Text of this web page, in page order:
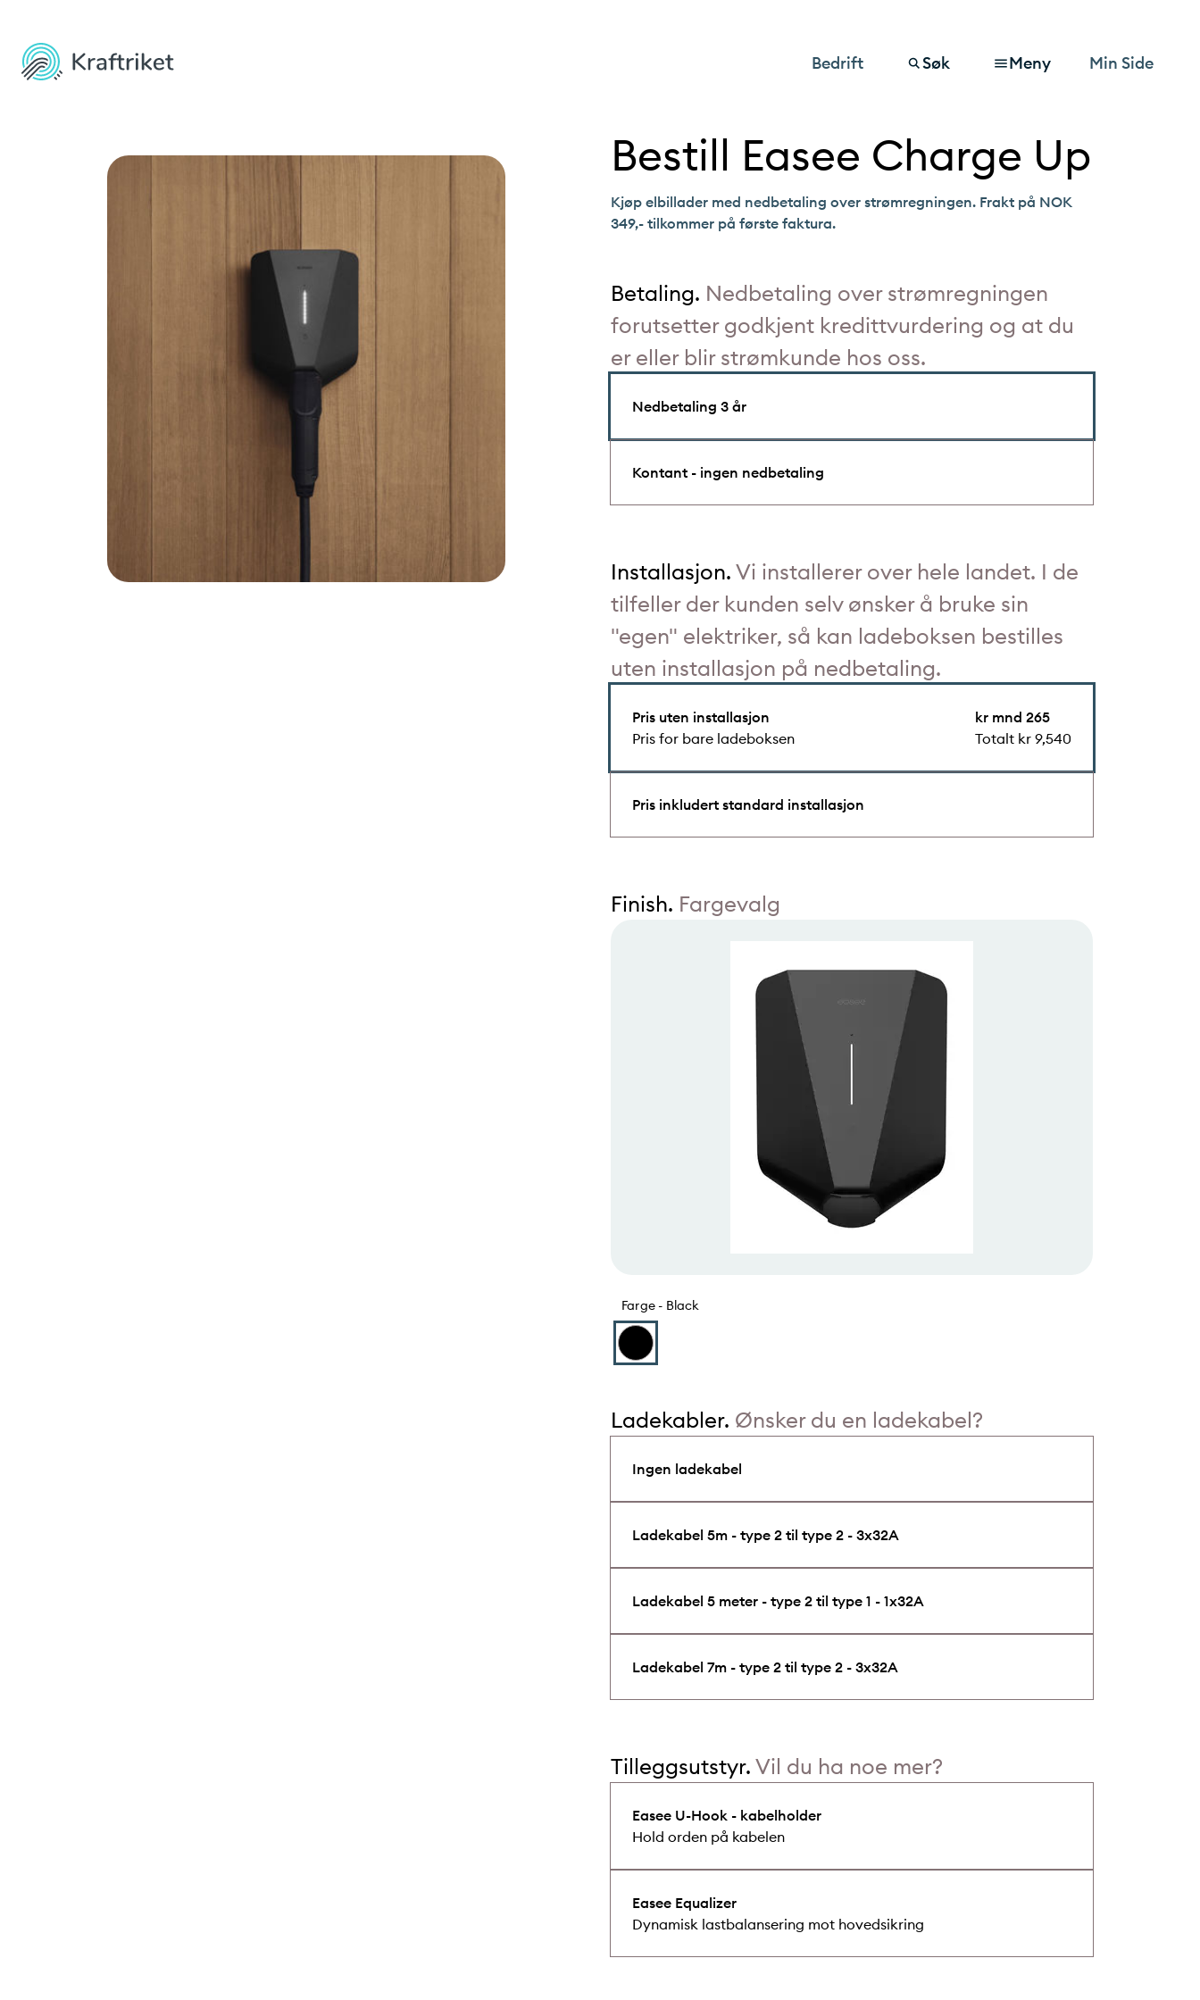
Bedrift Søk Meny Min Side
Bestill Easee Charge Up
Kjøp elbillader med nedbetaling over strømregningen. Frakt på NOK
349,- tilkommer på første faktura.
Betaling. Nedbetaling over strømregningen
forutsetter godkjent kredittvurdering og at du
er eller blir strømkunde hos oss.
Nedbetaling 3 år
Kontant - ingen nedbetaling
Installasjon. Vi installerer over hele landet. I de
tilfeller der kunden selv ønsker å bruke sin
"egen" elektriker, så kan ladeboksen bestilles
uten installasjon på nedbetaling.
Pris uten installasjon
Pris for bare ladeboksen
kr mnd 265
Totalt kr 9,540
Pris inkludert standard installasjon
Finish. Fargevalg
Farge - Black
Ladekabler. Ønsker du en ladekabel?
Ingen ladekabel
Ladekabel 5m - type 2 til type 2 - 3x32A
Ladekabel 5 meter - type 2 til type 1 - 1x32A
Ladekabel 7m - type 2 til type 2 - 3x32A
Tilleggsutstyr. Vil du ha noe mer?
Easee U-Hook - kabelholder
Hold orden på kabelen
Easee Equalizer
Dynamisk lastbalansering mot hovedsikring